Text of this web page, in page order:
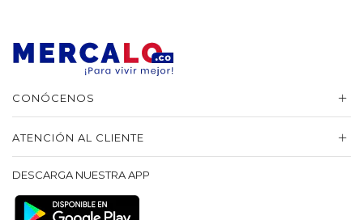
CONÓCENOS
ATENCIÓN AL CLIENTE
DESCARGA NUESTRA APP